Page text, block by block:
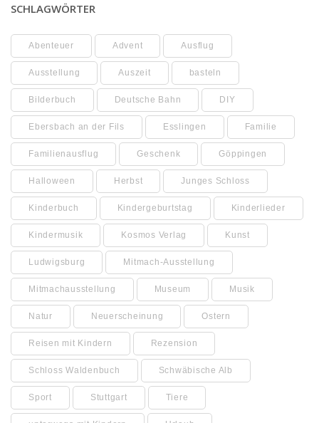
SCHLAGWÖRTER
Abenteuer Advent Ausflug
Ausstellung Auszeit basteln
Bilderbuch Deutsche Bahn DIY
Ebersbach an der Fils Esslingen Familie
Familienausflug Geschenk Göppingen
Halloween Herbst Junges Schloss
Kinderbuch Kindergeburtstag Kinderlieder
Kindermusik Kosmos Verlag Kunst
Ludwigsburg Mitmach-Ausstellung
Mitmachausstellung Museum Musik
Natur Neuerscheinung Ostern
Reisen mit Kindern Rezension
Schloss Waldenbuch Schwäbische Alb
Sport Stuttgart Tiere